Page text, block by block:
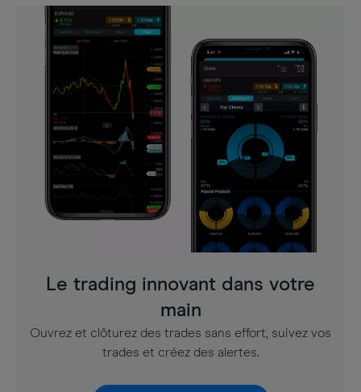
Le trading innovant dans votre
main
Ouvrez et clôturez des trades sans effort, suivez vos
trades et créez des alertes.